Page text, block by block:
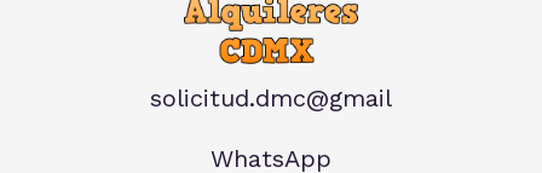
solicitud.dmc@gmail
WhatsApp